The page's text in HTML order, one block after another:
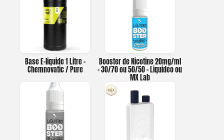
Base E-liquide 1 Litre –
Chemnovatic / Pure
Booster de Nicotine 20mg/ml
– 30/70 ou 50/50 – Liquideo ou
MX Lab